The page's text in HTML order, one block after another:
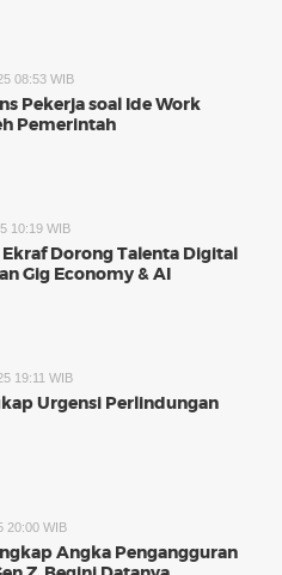
08:53 WIB
Pekerja soal Ide Work
Pemerintah
10:19 WIB
Dorong Talenta Digital
Gig Economy & AI
19:11 WIB
Urgensi Perlindungan
20:00 WIB
Angka Pengangguran